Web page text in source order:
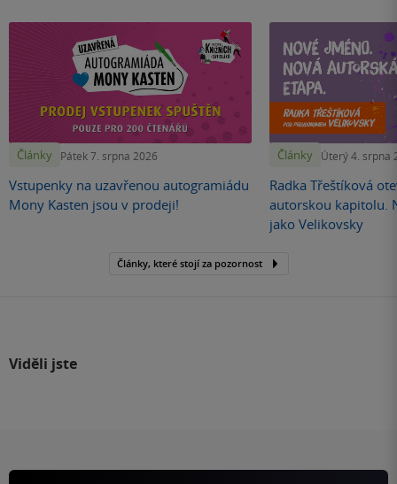
Články Pátek 7. srpna 2026
Vstupenky na uzavřenou autogramiádu
Mony Kasten jsou v prodeji!
Články Úterý 4. srpna
Radka Třeštíková
autorskou kapitolu.
jako Velikovsky
Články, které stojí za pozornost
Viděli jste